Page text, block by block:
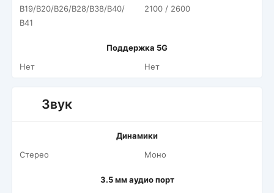
B19/​B20/​B26/​B28/​B38/​B40/​
B41
2100 / 2600
Поддержка 5G
Нет
Нет
Звук
Динамики
Стерео
Моно
3.5 мм аудио порт